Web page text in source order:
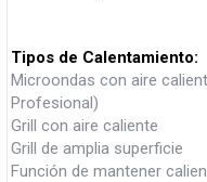
Tipos de Calentamiento:
Microondas con aire
Profesional)
Grill con aire caliente
Grill de amplia superficie
Función de mantener